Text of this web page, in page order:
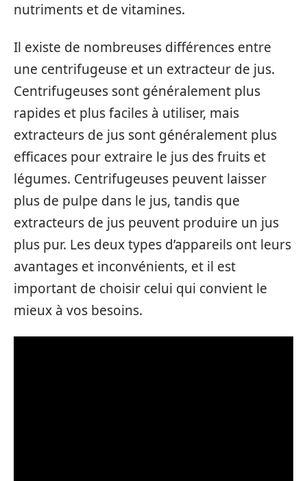
nutriments et de vitamines.
Il existe de nombreuses différences entre
une centrifugeuse et un extracteur de jus.
Centrifugeuses sont généralement plus
rapides et plus faciles à utiliser, mais
extracteurs de jus sont généralement plus
efficaces pour extraire le jus des fruits et
légumes. Centrifugeuses peuvent laisser
plus de pulpe dans le jus, tandis que
extracteurs de jus peuvent produire un jus
plus pur. Les deux types d’appareils ont leurs
avantages et inconvénients, et il est
important de choisir celui qui convient le
mieux à vos besoins.